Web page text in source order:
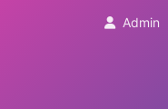
Admin